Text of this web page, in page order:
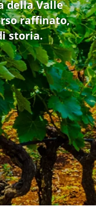
della Valle
raffinato,
storia.